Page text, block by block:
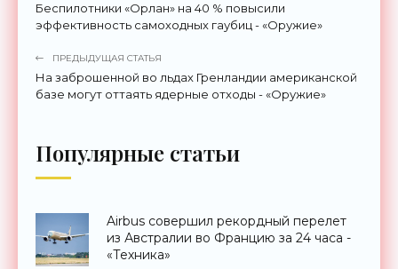
Беспилотники «Орлан» на 40 % повысили
эффективность самоходных гаубиц - «Оружие»
ПРЕДЫДУЩАЯ СТАТЬЯ
На заброшенной во льдах Гренландии американской
базе могут оттаять ядерные отходы - «Оружие»
Популярные статьи
Airbus совершил рекордный перелет
из Австралии во Францию за 24 часа -
«Техника»